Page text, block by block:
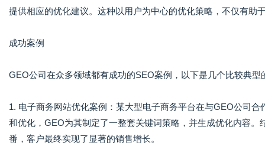
提供相应的优化建议。这种以用户为中心的优化策略，不仅有助
成功案例
GEO公司在众多领域都有成功的SEO案例，以下是几个比较典型
1. 电子商务网站优化案例：某大型电子商务平台在与GEO公司
和优化，GEO为其制定了一整套关键词策略，并生成优化内容
番，客户最终实现了显著的销售增长。